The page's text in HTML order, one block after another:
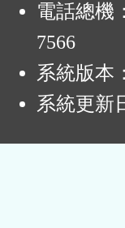
電話總機
7566
系統版本：
系統更新